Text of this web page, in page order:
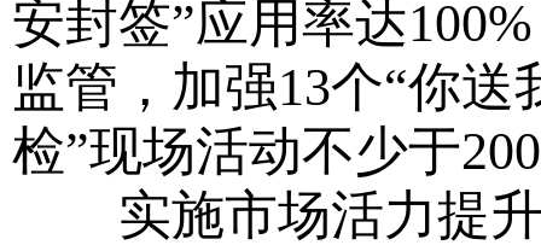
安封签”应用率达
监管，加强13个“你
检”现场活动不少于
实施市场活力提升